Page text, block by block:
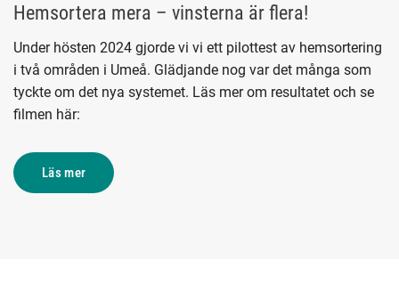
Hemsortera mera – vinsterna är flera!
Under hösten 2024 gjorde vi vi ett pilottest av hemsortering
i två områden i Umeå. Glädjande nog var det många som
tyckte om det nya systemet. Läs mer om resultatet och se
filmen här:
Läs mer